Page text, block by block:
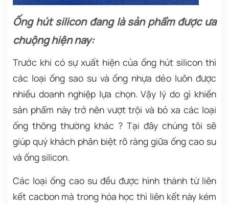
Ống hút silicon đang là sản phẩm được ưa
chuộng hiện nay:
Trước khi có sự xuất hiện của ống hút silicon thì
các loại ống sao su và ống nhựa dẻo luôn được
nhiều doanh nghiệp lựa chọn. Vậy lý do gì khiến
sản phẩm này trở nên vượt trội và bỏ xa các loại
ống thông thường khác ? Tại đây chúng tôi sẽ
giúp quý khách phân biệt rõ ràng giữa ống cao su
và ống silicon.
Các loại ống cao su đều được hình thành từ liên
kết cacbon mà trong hóa học thì liên kết này kém